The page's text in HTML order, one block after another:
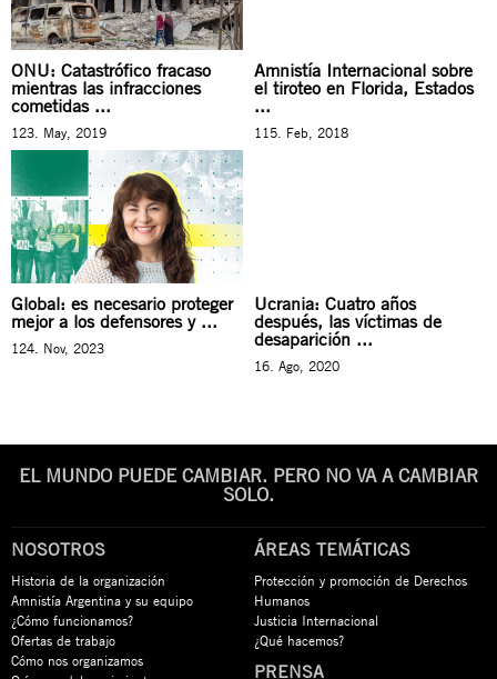
ONU: Catastrófico fracaso
mientras las infracciones
cometidas ...
123. May, 2019
Amnistía Internacional sobre
el tiroteo en Florida, Estados
...
115. Feb, 2018
Global: es necesario proteger
mejor a los defensores y ...
124. Nov, 2023
Ucrania: Cuatro años
después, las víctimas de
desaparición ...
16. Ago, 2020
EL MUNDO PUEDE CAMBIAR. PERO NO VA A CAMBIAR
SOLO.
NOSOTROS
Historia de la organización
Amnistía Argentina y su equipo
¿Cómo funcionamos?
Ofertas de trabajo
Cómo nos organizamos
ÁREAS TEMÁTICAS
Protección y promoción de Derechos
Humanos
Justicia Internacional
¿Qué hacemos?
PRENSA